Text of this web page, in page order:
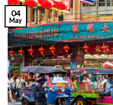
04
May